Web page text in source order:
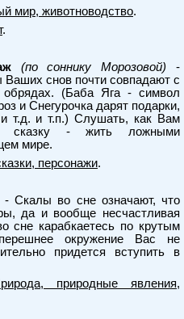
мир, животноводство.
.
(по соннику Морозовой) -
снов почти совпадают с
обрядах. (Баба Яга - символ
и Снегурочка дарят подарки,
т.д. и т.п.) Слушать, как Вам
сказку - жить ложными
мире.
персонажи.
- Скалы во сне означают, что
да и вообще несчастливая
сне карабкаетесь по крутым
окружение Вас не
придется вступить в
природные явления,